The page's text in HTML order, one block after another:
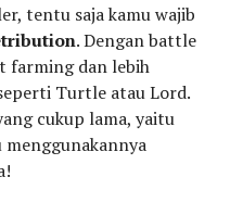
tentu saja kamu wajib
. Dengan battle
farming dan lebih
Turtle atau Lord.
cukup lama, yaitu
menggunakannya